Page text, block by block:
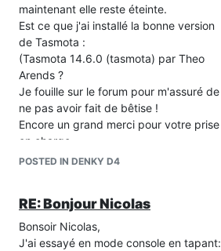
maintenant elle reste éteinte.
Est ce que j'ai installé la bonne version
de Tasmota :
(Tasmota 14.6.0 (tasmota) par Theo
Arends ?
Je fouille sur le forum pour m'assuré de
ne pas avoir fait de bêtise !
Encore un grand merci pour votre prise
en charge.
POSTED IN DENKY D4
RE: Bonjour Nicolas
Bonsoir Nicolas,
J'ai essayé en mode console en tapant: